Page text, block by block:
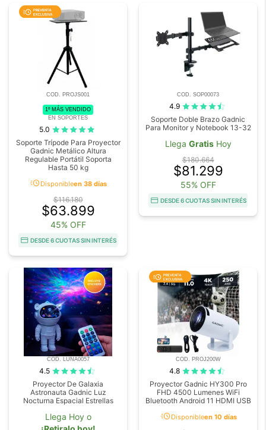
COD. PROJS001
1º MÁS VENDIDO
EN SOPORTES
5.0
Soporte Trípode Para Proyector
Gadnic Metálico Altura
Regulable Portátil Soporta
Hasta 50 kg
acuteDisponibleen 38 días
$116.180
$63.899
45% OFF
DESDE 6 CUOTAS SIN INTERÉS
COD. SOP00073
4.9
Soporte Doble Brazo Gadnic
Para Monitor y Notebook 13-32
Llega GratisHoy
$180.664
$81.299
55% OFF
DESDE 6 CUOTAS SIN INTERÉS
COD. LUNA0057
4.5
Proyector De Galaxia
Astronauta Gadnic Luz
Nocturna Espacial Estrellas
Llega Hoy o
COD. PROJ200W
4.8
Proyector Gadnic HY300 Pro
FHD 4500 Lumenes WiFi
Bluetooth Android 11 HDMI USB
acuteDisponibleen 10 días